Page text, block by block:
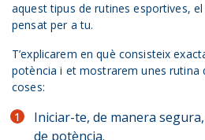
aquest tipus de rutines esportives,
pensat per a tu.
T’explicarem en què consisteix
potència i et mostrarem unes rutina
coses:
Iniciar-te, de manera
de potència.